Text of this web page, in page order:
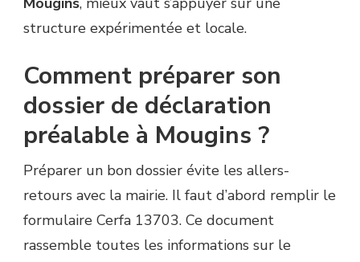
structure expérimentée et locale.
Comment préparer son
dossier de déclaration
préalable à Mougins ?
Préparer un bon dossier évite les allers-
retours avec la mairie. Il faut d’abord remplir le
formulaire Cerfa 13703. Ce document
rassemble toutes les informations sur le